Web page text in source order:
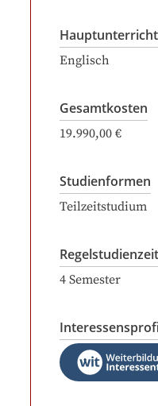
Englisch
Gesamtkosten
19.990,00 €
Studienformen
Teilzeitstudium
Regelstudienzeit
4 Semester